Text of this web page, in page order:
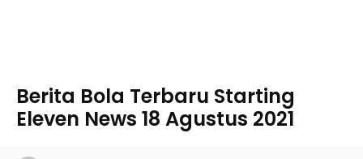
Berita Bola Terbaru Starting
Eleven News 18 Agustus 2021